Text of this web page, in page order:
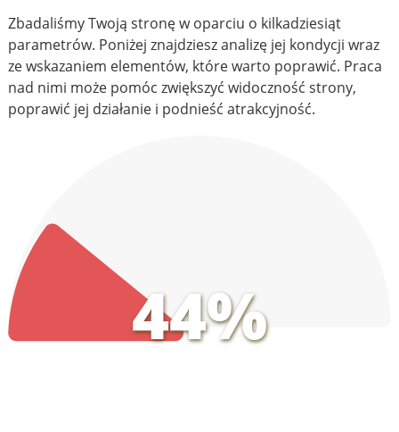
Zbadaliśmy Twoją stronę w oparciu o kilkadziesiąt
parametrów. Poniżej znajdziesz analizę jej kondycji wraz
ze wskazaniem elementów, które warto poprawić. Praca
nad nimi może pomóc zwiększyć widoczność strony,
poprawić jej działanie i podnieść atrakcyjność.
44%